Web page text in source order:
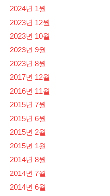
2024년 1월
2023년 12월
2023년 10월
2023년 9월
2023년 8월
2017년 12월
2016년 11월
2015년 7월
2015년 6월
2015년 2월
2015년 1월
2014년 8월
2014년 7월
2014년 6월